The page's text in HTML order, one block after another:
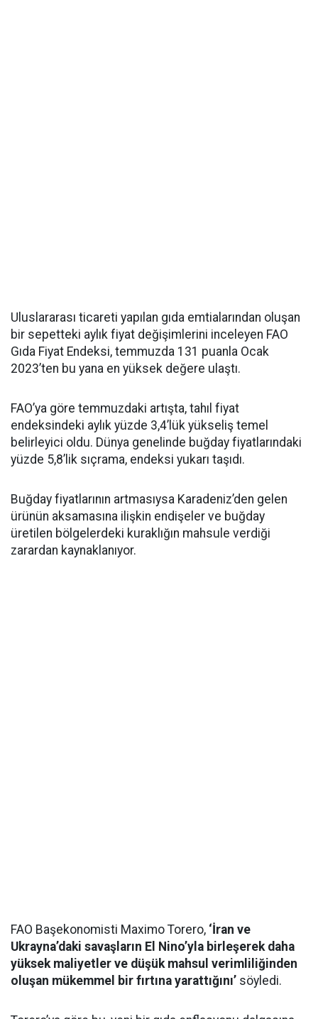
Uluslararası ticareti yapılan gıda emtialarından oluşan
bir sepetteki aylık fiyat değişimlerini inceleyen FAO
Gıda Fiyat Endeksi, temmuzda 131 puanla Ocak
2023’ten bu yana en yüksek değere ulaştı.
FAO’ya göre temmuzdaki artışta, tahıl fiyat
endeksindeki aylık yüzde 3,4’lük yükseliş temel
belirleyici oldu. Dünya genelinde buğday fiyatlarındaki
yüzde 5,8’lik sıçrama, endeksi yukarı taşıdı.
Buğday fiyatlarının artmasıysa Karadeniz’den gelen
ürünün aksamasına ilişkin endişeler ve buğday
üretilen bölgelerdeki kuraklığın mahsule verdiği
zarardan kaynaklanıyor.
FAO Başekonomisti Maximo Torero, ‘İran ve
Ukrayna’daki savaşların El Nino’yla birleşerek daha
yüksek maliyetler ve düşük mahsul verimliliğinden
oluşan mükemmel bir fırtına yarattığını’ söyledi.